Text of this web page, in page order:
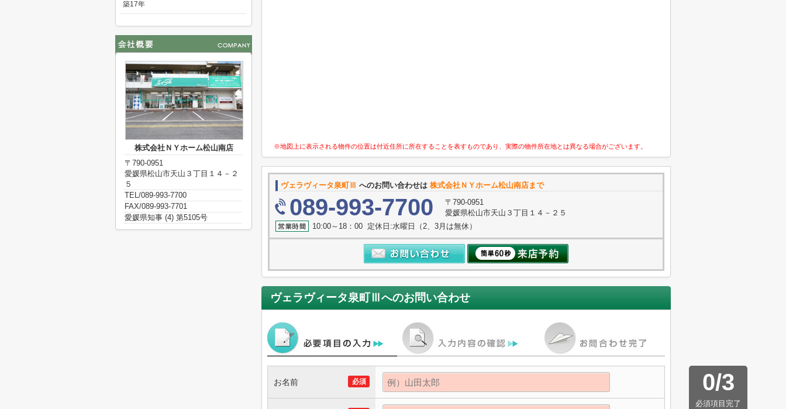
※地図上に表示される物件の位置は付近住所に所在することを表すものであり、実際の物件所在地とは異なる場合がございます。
ヴェラヴィータ泉町Ⅲ へのお問い合わせは 株式会社ＮＹホーム松山南店まで
089-993-7700
〒790-0951
愛媛県松山市天山３丁目１４－２５
10:00～18：00 定休日:水曜日（2、3月は無休）
ヴェラヴィータ泉町Ⅲ へのお問い合わせ
0/3
必須項目完了
必須
お名前
築17年
株式会社ＮＹホーム松山南店
〒790-0951
愛媛県松山市天山３丁目１４－２
５
TEL/089-993-7700
FAX/089-993-7701
愛媛県知事 (4) 第5105号